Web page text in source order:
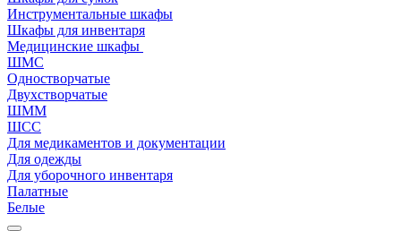
Инструментальные шкафы
Шкафы для инвентаря
Медицинские шкафы
ШМС
Одностворчатые
Двухстворчатые
ШММ
ШСС
Для медикаментов и документации
Для одежды
Для уборочного инвентаря
Палатные
Белые